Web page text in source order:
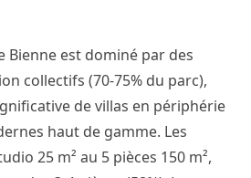
Bienne est dominé par des
collectifs (70-75% du parc),
de villas en périphérie
haut de gamme. Les
25 m² au 5 pièces 150 m²,